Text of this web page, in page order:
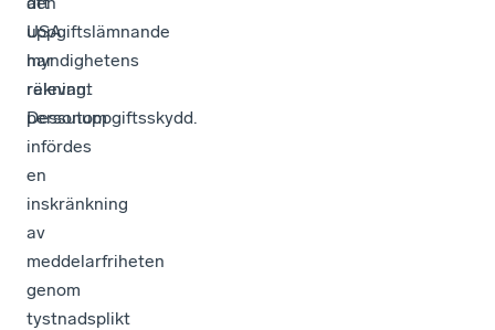
USA
har
relevant
personuppgiftsskydd.
uppgiftslämnande
myndighetens
räkning.
Dessutom
infördes
en
inskränkning
av
meddelarfriheten
genom
tystnadsplikt